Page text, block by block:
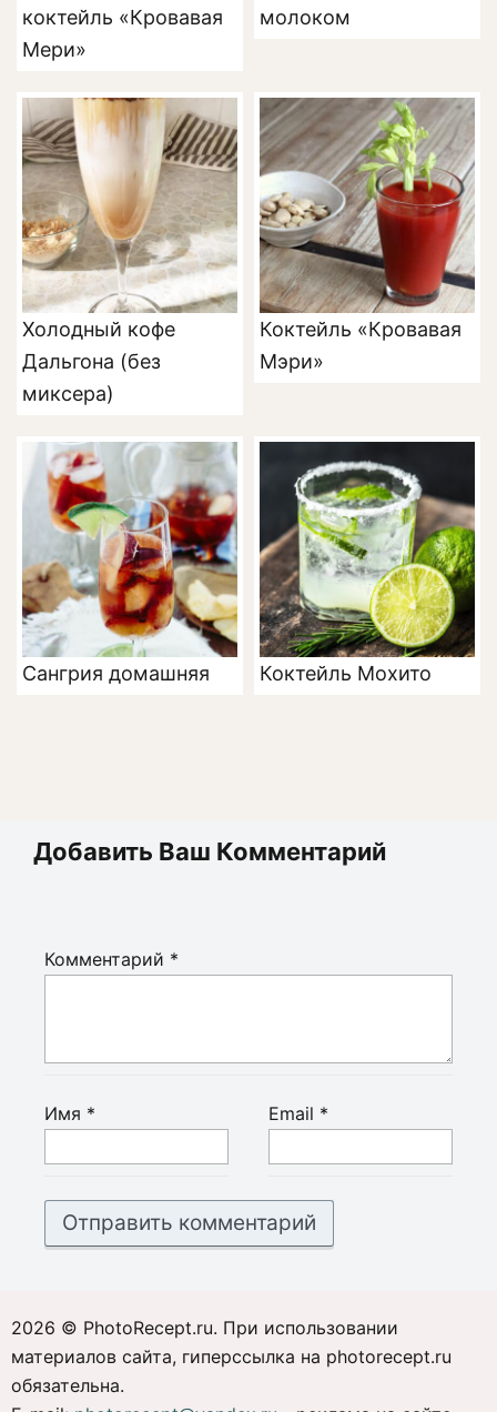
коктейль «Кровавая
Мери»
молоком
Холодный кофе
Дальгона (без
миксера)
Коктейль «Кровавая
Мэри»
Сангрия домашняя Коктейль Мохито
Добавить Ваш Комментарий
Комментарий *
Имя * Email *
2026 © PhotoRecept.ru. При использовании
материалов сайта, гиперссылка на photorecept.ru
обязательна.